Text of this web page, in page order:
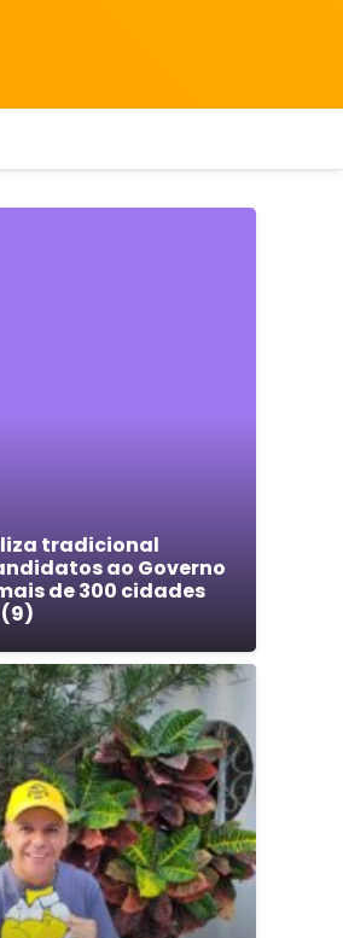
tradicional
ao Governo
de 300 cidades